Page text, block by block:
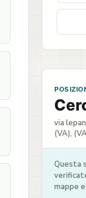
via
(VA),
Questa
mappe